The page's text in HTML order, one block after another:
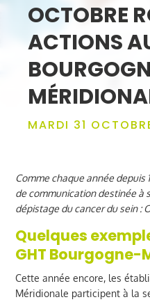
OCTOBRE
ACTIONS
MARDI 31
Comme chaque année depuis
de communication destinée à
dépistage du cancer du sein :
Quelques
GHT
Cette année encore, les
Méridionale participent à la